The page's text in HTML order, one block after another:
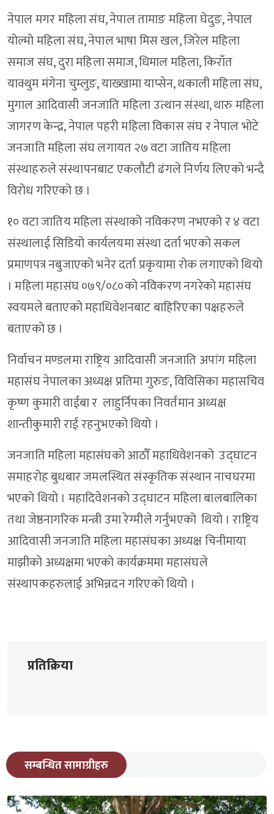
नेपाल मगर महिला संघ, नेपाल तामाङ महिला घेदुङ, नेपाल
योल्मो महिला संघ, नेपाल भाषा मिस खल, जिरेल महिला
समाज संघ, दुरा महिला समाज, धिमाल महिला, किराँत
याक्थुम मंगेना चुम्लुङ, याख्खामा याप्सेन, थकाली महिला संघ,
मुगाल आदिवासी जनजाति महिला उत्थान संस्था, थारु महिला
जागरण केन्द्र, नेपाल पहरी महिला विकास संघ र नेपाल भोटे
जनजाति महिला संघ लगायत २७ वटा जातिय महिला
संस्थाहरुले संस्थापनबाट एकलौटी ढंगले निर्णय लिएको भन्दै
विरोध गरिएको छ ।
१० वटा जातिय महिला संस्थाको नविकरण नभएको र ४ वटा
संस्थालाई सिडियो कार्यलयमा संस्था दर्ता भएको सकल
प्रमाणपत्र नबुजाएको भनेर दर्ता प्रकृयामा रोक लगाएको थियो
। महिला महासंघ ०७९/०८०को नविकरण नगरेको महासंघ
स्वयमले बताएको महाधिवेशनबाट बाहिरिएका पक्षहरुले
बताएको छ ।
निर्वाचन मण्डलमा राष्ट्रिय आदिवासी जनजाति अपांग महिला
महासंघ नेपालका अध्यक्ष प्रतिमा गुरुङ, विविसिका महासचिव
कृष्ण कुमारी वाईबा र लाहुर्निपका निवर्तमान अध्यक्ष
शान्तीकुमारी राई रहनुभएको थियो ।
जनजाति महिला महासंघको आठौँ महाधिवेशनको उद्घाटन
समाहरोह बुधबार जमलस्थित संस्कृतिक संस्थान नाचघरमा
भएको थियो । महादिवेशनको उद्घाटन महिला बालबालिका
तथा जेष्ठनागरिक मन्त्री उमा रेग्मीले गर्नुभएको थियो । राष्ट्रिय
आदिवासी जनजाति महिला महासंघका अध्यक्ष चिनीमाया
माझीको अध्यक्षमा भएको कार्यक्रममा महासंघले
संस्थापकहरुलाई अभिन्नदन गरिएको थियो ।
प्रतिक्रिया
सम्बन्धित सामाग्रीहरु